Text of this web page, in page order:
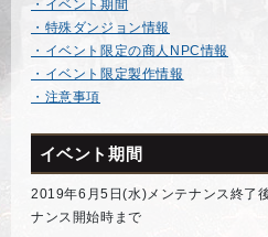
・イベント期間
・特殊ダンジョン情報
・イベント限定の商人NPC情報
・イベント限定製作情報
・注意事項
イベント期間
2019年6月5日(水)メンテナンス終了
ナンス開始時まで